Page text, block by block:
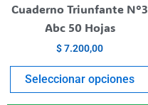
Cuaderno Triunfante N°3
Abc 50 Hojas
$7.200,00
Seleccionar opciones